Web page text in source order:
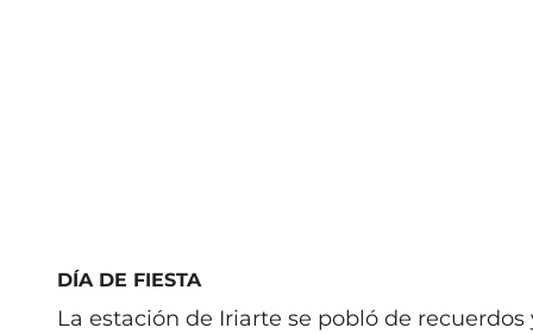
DÍA DE FIESTA
La estación de Iriarte se pobló de